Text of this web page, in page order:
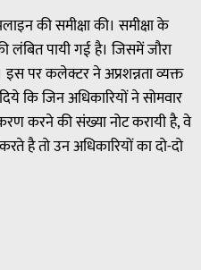
की समीक्षा की। समीक्षा के
लंबित पायी गई है। जिसमें जौरा
पर कलेक्टर ने अप्रशन्नता व्यक्त
कि जिन अधिकारियों ने सोमवार
करने की संख्या नोट करायी है, वे
है तो उन अधिकारियों का दो-दो